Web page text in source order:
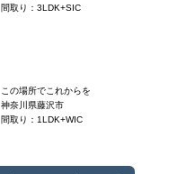
間取り：3LDK+SIC
この場所でこれからを
神奈川県藤沢市
間取り：1LDK+WIC